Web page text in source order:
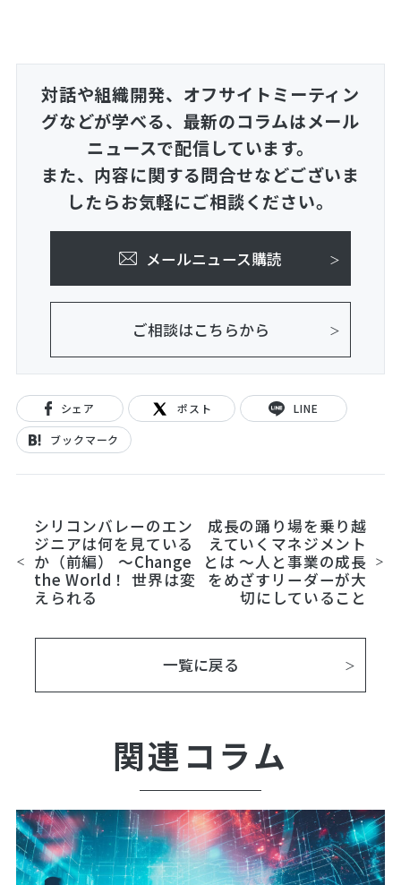
対話や組織開発、オフサイトミーティン
グなどが学べる、 最新のコラムはメール
ニュースで配信しています。
また、内容に関する問合せなどございま
したらお気軽にご相談ください。
メールニュース購読
ご相談はこちらから
シェア ポスト LINE
ブックマーク
シリコンバレーのエン
ジニアは何を見ている
か（前編） ～Change
the World！ 世界は変
えられる
一覧に戻る
成長の踊り場を乗り越
えていくマネジメント
とは ～人と事業の成長
をめざすリーダーが大
切にしていること
関連コラム